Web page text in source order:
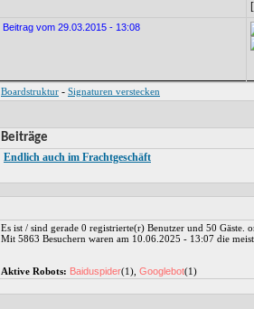
Beitrag vom 29.03.2015 - 13:08
Boardstruktur - Signaturen verstecken
Beiträge
Endlich auch im Frachtgeschäft
Es ist / sind gerade 0 registrierte(r) Benutzer und 50 Gäste.
Mit 5863 Besuchern waren am 10.06.2025 - 13:07 die
Aktive Robots: Baiduspider(1), Googlebot(1)